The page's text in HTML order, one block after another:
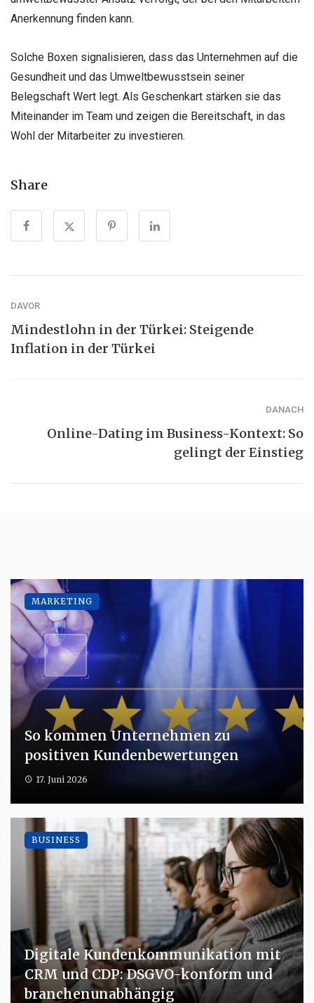
Anerkennung finden kann.
Solche Boxen signalisieren, dass das Unternehmen auf die
Gesundheit und das Umweltbewusstsein seiner
Belegschaft Wert legt. Als Geschenkart stärken sie das
Miteinander im Team und zeigen die Bereitschaft, in das
Wohl der Mitarbeiter zu investieren.
Share
DAVOR
Mindestlohn in der Türkei: Steigende
Inflation in der Türkei
DANACH
Online-Dating im Business-Kontext: So
gelingt der Einstieg
So kommen Unternehmen zu
positiven Kundenbewertungen
17. Juni 2026
MARKETING
Digitale Kundenkommunikation mit
CRM und CDP: DSGVO-konform und
branchenunabhängig
BUSINESS